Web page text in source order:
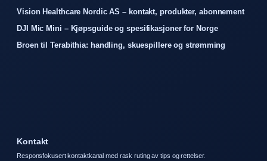
Vision Healthcare Nordic AS – kontakt, produkter, abonnement
DJI Mic Mini – Kjøpsguide og spesifikasjoner for Norge
Broen til Terabithia: handling, skuespillere og strømming
Kontakt
Responsfokusert kontaktkanal med rask ruting av tips og rettelser.